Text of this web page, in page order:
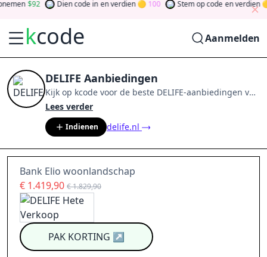
92 Dien code in en verdien 100 Stem op code en verdien
kcode Aanmelden
DELIFE Aanbiedingen
Kijk op kcode voor de beste DELIFE-aanbiedingen van
aug 2026. Word lid van de community
tokens door bij te dragen via stemmen, testen, delen
en meer. Drehen Sie den Glücksklee
Sie Geld
Lees verder
Indienen delife.nl
Bank Elio woonlandschap
€ 1.419,90 € 1.829,90
PAK KORTING ↗